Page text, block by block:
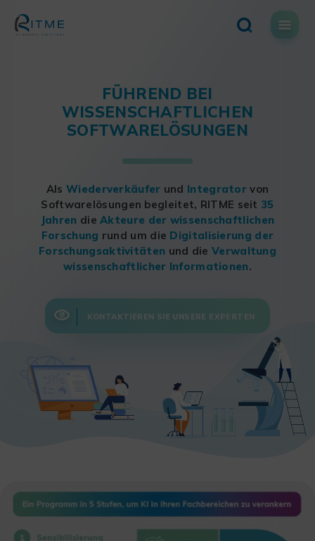
content
FÜHREND BEI
WISSENSCHAFTLICHEN
SOFTWARELÖSUNGEN
Als Wiederverkäufer und Integrator von
Softwarelösungen begleitet, RITME seit 35
Jahren dieAkteure der wissenschaftlichen
Forschung rund um die Digitalisierung der
Forschungsaktivitäten und die Verwaltung
wissenschaftlicher Informationen.
KONTAKTIEREN SIE UNSERE EXPERTEN